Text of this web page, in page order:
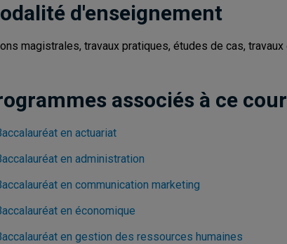
d'enseignement
magistrales, travaux pratiques, études de cas,
associés à ce
en actuariat
en administration
en communication marketing
en économique
en gestion des ressources humaines